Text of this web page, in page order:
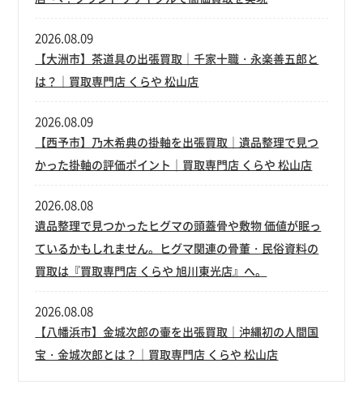
【大洲市】茶道具の出張買取｜千家十職・永楽善五郎と
は？｜買取専門店 くらや 松山店
2026.08.09
【西予市】乃木希典の掛軸を出張買取｜遺品整理で見つ
かった掛軸の評価ポイント｜買取専門店 くらや 松山店
2026.08.09
遺品整理で見つかったヒグマの頭蓋骨や敷物 価値が眠っ
ているかもしれません。ヒグマ関連の骨董・民俗資料の
買取は『買取専門店 くらや 旭川東光店』へ。
2026.08.08
【八幡浜市】金城次郎の壷を出張買取｜沖縄初の人間国
宝・金城次郎とは？｜買取専門店 くらや 松山店
2026.08.08